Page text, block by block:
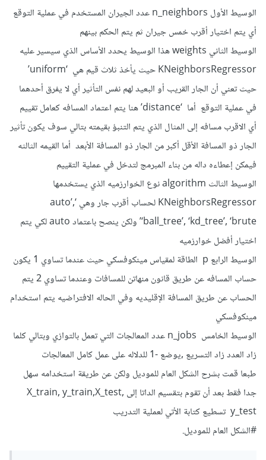
الوسيط الأول n_neighbors عدد الجيران المستخدم في عملية التوقع
أي يتم اختيار أقرب خمس جيران ثم يتم الحكم بينهم
الوسيط الثاني weights هذا الوسيط يحدد الأساس الذي سيسير عليه
KNeighborsRegressor حيث يأخذ ثلاث قيم هي ‘uniform’
حيث تعني أن الجار القريب أو البعيد لهم نفس التأثير أي لا يفرق أحدهما
في عملية التوقع أما ‘distance’ هنا يتم اعتماد المسافه كعامل تقييم
أي الاقرب مسافه إلى المثال الذي يتم التنبؤ بقيمته بتالي سوف يكون تأثير
الجار ذو المسافة الأقل أكبر من الجار ذو المسافة الأبعد أما القيمه الثالثه
فيمكن إعطاءه داله من بناء المبرمج لتدخل في عملية التقييم
الوسيط الثالث algorithm نوع الخوارزميه الذي يستخدمها
KNeighborsRegressor لحساب أقرب جار وهي ‘auto’,
‘ball_tree’, ‘kd_tree’, ‘brute’ ولكن ينصح باعتماد auto لكي يتم
اختيار أفضل خوارزميه
الوسيط الرابع p الطاقة لمقياس مينكوفسكي حيث عندما تساوي 1 يكون
حساب المسافه عن طريق قانون منهاتن للمسافات وعندما تساوي 2 يتم
الحساب عن طريق المسافة الإقليديه وفي الحاله الافتراضيه يتم استخدام
مينكوفسكي
الوسيط الخامس n_jobs عدد المعالجات التي تعمل بالتوازي وبتالي كلما
زاد العدد زاد التسريع ,يوضع -1 للدلاله على عمل كامل المعالجات
طبعا قمت بشرح الشكل العام للموديل ولكن عن طريقة استخدامه سهل
جدا فقط بعد أن تقوم بتقسيم الداتا إلى X_train, y_train,X_test,
y_test تسطيع كتابة الأتي لعملية التدريب
#الشكل العام للموديل.